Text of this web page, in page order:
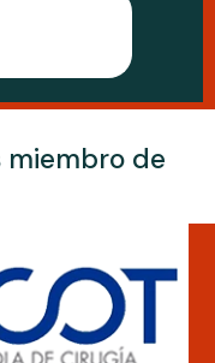
miembro de